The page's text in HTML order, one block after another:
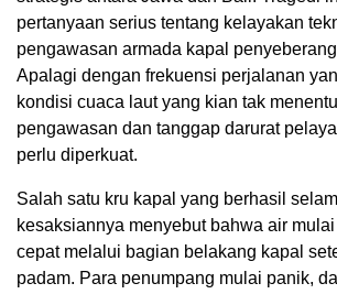
pertanyaan serius tentang kelayakan
pengawasan armada kapal
Apalagi dengan frekuensi perjalanan
kondisi cuaca laut yang kian tak
pengawasan dan tanggap darurat
perlu diperkuat.
Salah satu kru kapal yang berhasil
kesaksiannya menyebut bahwa air
cepat melalui bagian belakang kapal
padam. Para penumpang mulai panik,